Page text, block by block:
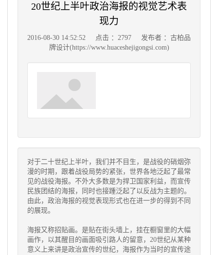
20世纪上半叶政治海报的视觉艺术表
现力
2016-08-30 14:52:52 点击 ：2797
发布者 ：古柏品
牌设计(https://www.huaceshejigongsi.com)
对于二十世纪上半叶，我们并不目生，是战役的硝烟弥
漫的时期，跟着战役局势的紧张，世界各地泛起了最常
见的战役海报。不外大多数是为捍卫国家利益，而宣传
民族团结的海报，同时也接踵泛起了以反战为主题的。
由此，政治海报的视觉表现形式也在进一步的得到不同
的展现。
海报又称招贴画。是贴在街头墙上，挂在橱窗里的大幅
画作，以其醒目的画面吸引路人的留意，20世纪从某种
意义上来讲是政治宣传的世纪，海报作为当时的宣传途